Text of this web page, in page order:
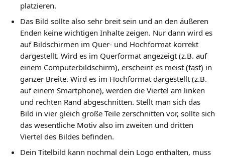
platzieren.
Das Bild sollte also sehr breit sein und an den äußeren
Enden keine wichtigen Inhalte zeigen. Nur dann wird es
auf Bildschirmen im Quer- und Hochformat korrekt
dargestellt. Wird es im Querformat angezeigt (z.B. auf
einem Computerbildschirm), erscheint es meist (fast) in
ganzer Breite. Wird es im Hochformat dargestellt (z.B.
auf einem Smartphone), werden die Viertel am linken
und rechten Rand abgeschnitten. Stellt man sich das
Bild in vier gleich große Teile zerschnitten vor, sollte sich
das wesentliche Motiv also im zweiten und dritten
Viertel des Bildes befinden.
Dein Titelbild kann nochmal dein Logo enthalten, muss